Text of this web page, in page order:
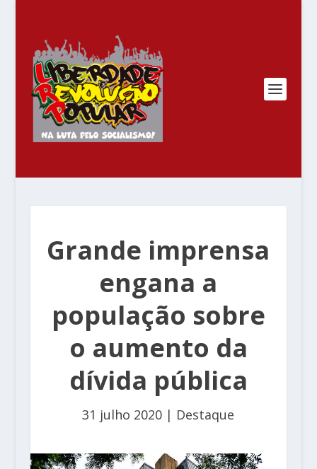
Grande imprensa
engana a
população sobre
o aumento da
dívida pública
31 julho 2020 | Destaque